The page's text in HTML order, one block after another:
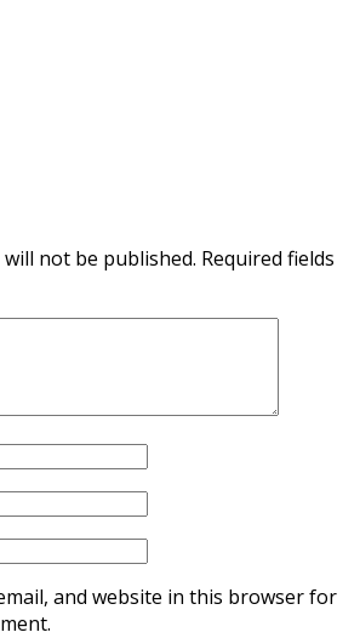
not be published. Required fields
and website in this browser for